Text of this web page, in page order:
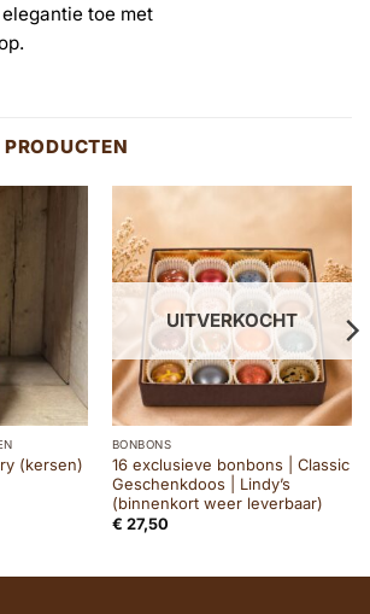
toe met
PRODUCTEN
(kersen)
UITVERKOCHT
BONBONS
16 exclusieve bonbons | Classic
Geschenkdoos | Lindy’s
(binnenkort weer leverbaar)
€ 27,50